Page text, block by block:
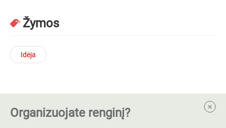
Žymos
Idėja
Organizuojate renginį?